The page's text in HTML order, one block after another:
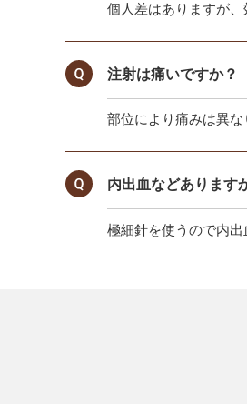
個人差はありますが、
注射は痛いですか？
部位により痛みは異な
内出血などあります
極細針を使うので内出